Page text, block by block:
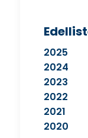
2025
2024
2023
2022
2021
2020